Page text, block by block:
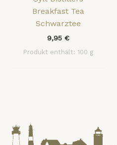
Breakfast Tea
Schwarztee
9,95 €
Produkt enthält: 100 g